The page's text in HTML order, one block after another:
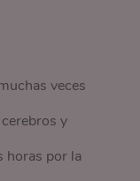
veces
y
horas por la